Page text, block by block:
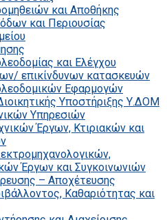
και Αποθήκης
και Περιουσίας
και Ελέγχου
επικίνδυνων κατασκευών
Εφαρμογών
Υποστήριξης Υ.ΔΟΜ
Υπηρεσιών
Έργων, Κτιριακών και
Έργων και Συγκοινωνιών
– Αποχέτευσης
Καθαριότητας και